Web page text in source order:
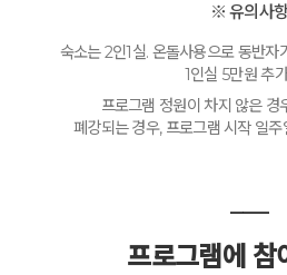
※ 유의사
숙소는 2인1실. 온돌사용으로 동반자
1인실 5만원 추
프로그램 정원이 차지 않은 경
폐강되는 경우, 프로그램 시작 일
프로그램에 참